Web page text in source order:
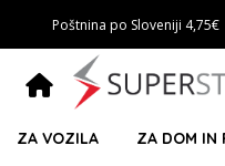
Poštnina po Sloveniji 4,75€
ZA VOZILA ZA DOM IN